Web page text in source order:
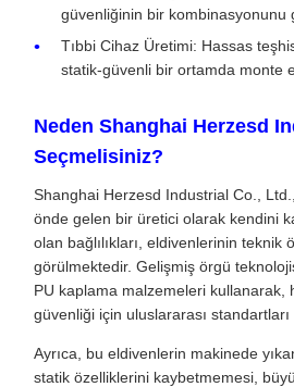
güvenliğinin bir kombinasyonunu
Tıbbi Cihaz Üretimi: Hassas
statik-güvenli bir ortamda monte
Neden Shanghai Herzesd
Seçmelisiniz?
Shanghai Herzesd Industrial Co.,
önde gelen bir üretici olarak kendini
olan bağlılıkları, eldivenlerinin teknik
görülmektedir. Gelişmiş örgü
PU kaplama malzemeleri kullanarak,
güvenliği için uluslararası standartları
Ayrıca, bu eldivenlerin makinede
statik özelliklerini kaybetmemesi,